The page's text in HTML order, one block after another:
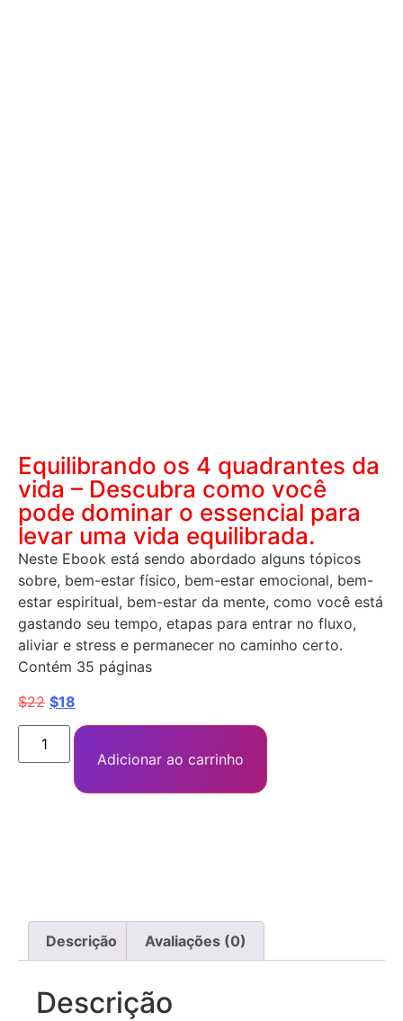
Equilibrando os 4 quadrantes da
vida – Descubra como você
pode dominar o essencial para
levar uma vida equilibrada.
Neste Ebook está sendo abordado alguns tópicos
sobre, bem-estar físico, bem-estar emocional, bem-
estar espiritual, bem-estar da mente, como você está
gastando seu tempo, etapas para entrar no fluxo,
aliviar e stress e permanecer no caminho certo.
Contém 35 páginas
$22 $18
Adicionar ao carrinho
Descrição Avaliações (0)
Descrição